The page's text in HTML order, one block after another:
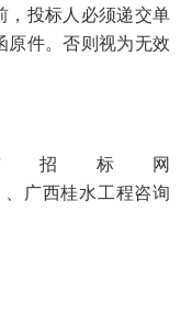
，投标人必须递交单
原件。否则视为无效
招标网
、广西桂水工程咨询